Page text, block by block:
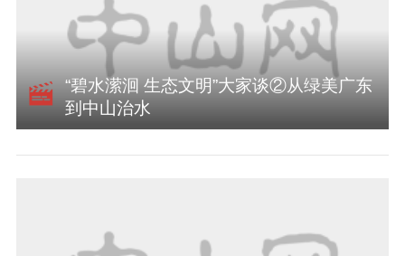
“碧水潆洄 生态文明”大家谈②从绿美广东
到中山治水